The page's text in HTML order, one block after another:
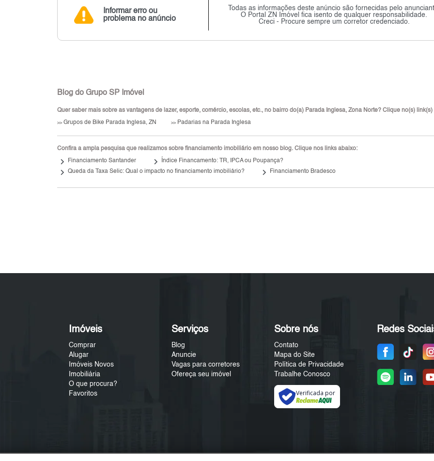
Informar erro ou
problema no anúncio
Todas as informações deste anúncio são fornecidas pelo
O Portal ZN Imóvel fica isento de qualquer responsabilidade.
Creci - Procure sempre um corretor credenciado.
Blog do Grupo SP Imóvel
Quer saber mais sobre as vantagens de lazer, esporte, comércio, escolas, etc., no bairro do(a) Parada Inglesa, Zona Norte? Clique no(s) link(s)
>>Grupos de Bike Parada Inglesa, ZN >>Padarias na Parada Inglesa
Confira a ampla pesquisa que realizamos sobre financiamento imobiliário em nosso blog. Clique nos links abaixo:
keyboard_arrow_right Financiamento Santander keyboard_arrow_right Índice Financamento: TR, IPCA ou Poupança?
keyboard_arrow_right Queda da Taxa Selic: Qual o impacto no financiamento imobiliário? keyboard_arrow_right Financiamento Bradesco
Imóveis
Comprar
Alugar
Imóveis Novos
Imobiliária
O que procura?
Favoritos
Serviços
Blog
Anuncie
Vagas para corretores
Ofereça seu imóvel
Sobre nós
Contato
Mapa do Site
Política de Privacidade
Trabalhe Conosco
Verificada por
Redes